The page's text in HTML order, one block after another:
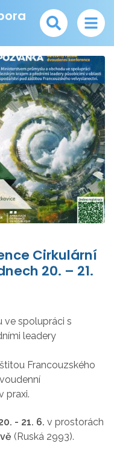
Cirkulární
20. – 21.
ve spolupráci s
leadery
Francouzského
praxi.
- 21. 6. v prostorách
(Ruská 2993).